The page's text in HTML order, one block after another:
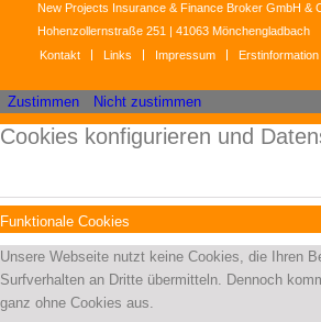
New Projects Insurance & Finance Broker GmbH &
Hohenzollernstraße 251 | 41063 Mönchengladbach
Kontakt
Links Impressum Erstinformation
Zustimmen Nicht zustimmen
Cookies konfigurieren und
Funktionale Cookies
Unsere Webseite nutzt keine Cookies, die Ihren
Surfverhalten an Dritte übermitteln. Dennoch
ganz ohne Cookies aus.